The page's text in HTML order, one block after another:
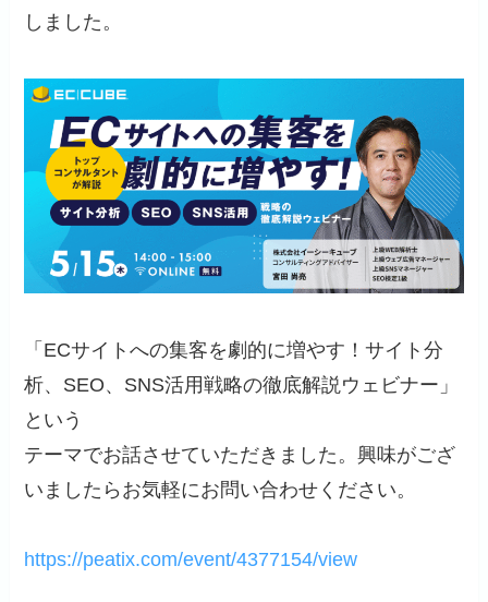
しました。
「ECサイトへの集客を劇的に増やす！サイト分
析、SEO、SNS活用戦略の徹底解説ウェビナー」
という
テーマでお話させていただきました。興味がござ
いましたらお気軽にお問い合わせください。
https://peatix.com/event/4377154/view